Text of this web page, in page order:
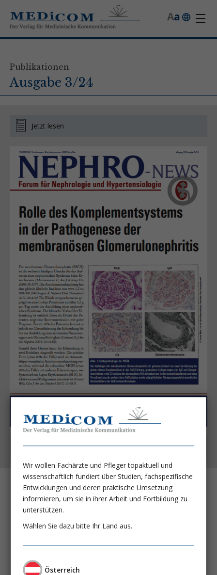
a
A
Publikationen
Ausgabe 3/24
Jetzt lesen
Kostenfrei auch als App
Rolle des Komplementsystems in der
Pathogenese der membranösen
Glomerulonephritis
Ergebnisse der Nefigard Studie
Wir wollen Fachärzte und Pfleger topaktuell und
wissenschaftlich fundiert über Studien, fachspezifische
Entwicklungen und deren praktische Umsetzung
informieren, um sie in ihrer Arbeit und Fortbildung zu
unterstützen.
Wählen Sie dazu bitte Ihr Land aus.
Österreich